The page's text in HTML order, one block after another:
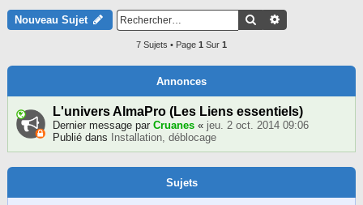
Nouveau Sujet Rechercher
7 Sujets • Page 1 Sur 1
Annonces
L'univers AlmaPro (Les Liens essentiels)
Dernier message par Cruanes « jeu. 2 oct. 2014 09:06
Publié dans
Installation, déblocage
Sujets